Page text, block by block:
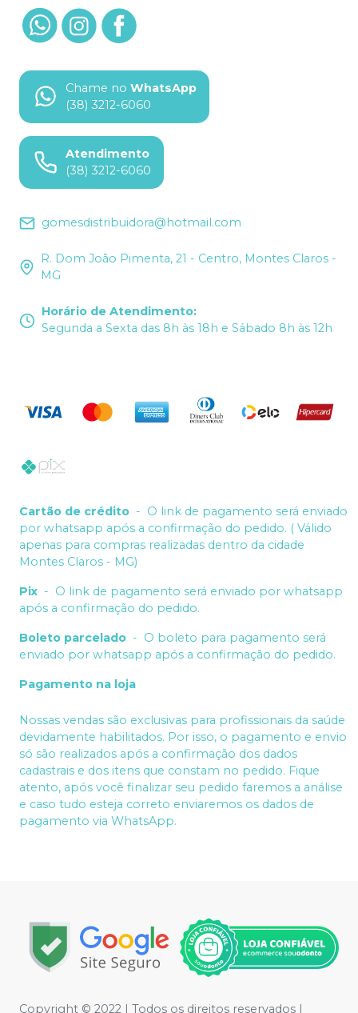
Chame no WhatsApp
(38) 3212-6060
Atendimento
(38) 3212-6060
gomesdistribuidora@hotmail.com
R. Dom João Pimenta, 21 - Centro, Montes Claros -
MG
Horário de Atendimento:
Segunda a Sexta das 8h às 18h e Sábado 8h às 12h
Cartão de crédito - O link de pagamento será enviado
por whatsapp após a confirmação do pedido. ( Válido
apenas para compras realizadas dentro da cidade
Montes Claros - MG)
Pix - O link de pagamento será enviado por whatsapp
após a confirmação do pedido.
Boleto parcelado - O boleto para pagamento será
enviado por whatsapp após a confirmação do pedido.
Pagamento na loja
Nossas vendas são exclusivas para profissionais da saúde
devidamente habilitados. Por isso, o pagamento e envio
só são realizados após a confirmação dos dados
cadastrais e dos itens que constam no pedido. Fique
atento, após você finalizar seu pedido faremos a análise
e caso tudo esteja correto enviaremos os dados de
pagamento via WhatsApp.
Copyright © 2022 | Todos os direitos reservados |